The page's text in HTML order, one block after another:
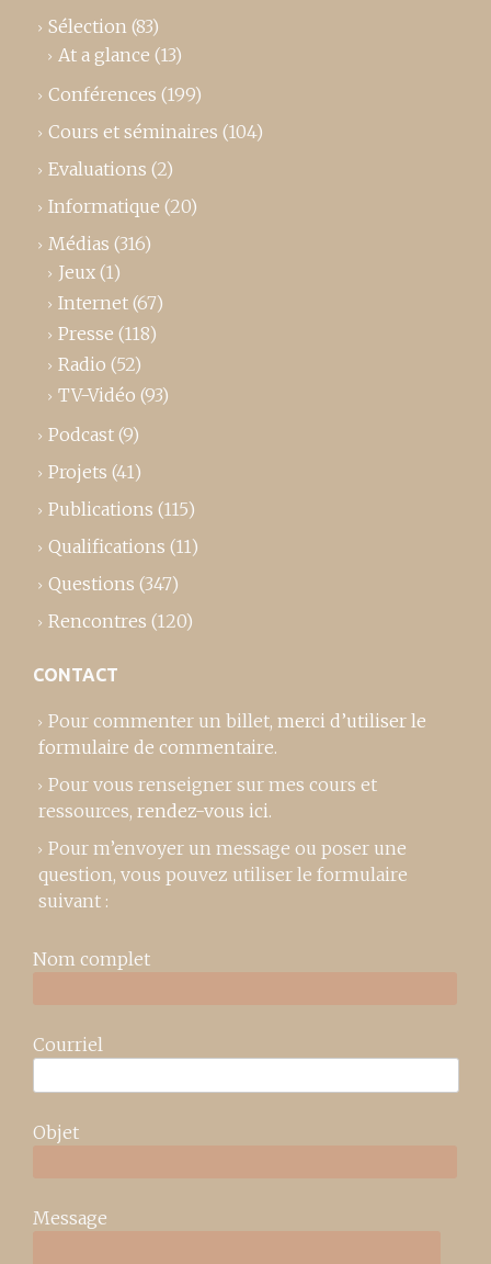
Sélection (83)
At a glance (13)
Conférences (199)
Cours et séminaires (104)
Evaluations (2)
Informatique (20)
Médias (316)
Jeux (1)
Internet (67)
Presse (118)
Radio (52)
TV-Vidéo (93)
Podcast (9)
Projets (41)
Publications (115)
Qualifications (11)
Questions (347)
Rencontres (120)
CONTACT
Pour commenter un billet, merci d’utiliser le
formulaire de commentaire.
Pour vous renseigner sur mes cours et
ressources, rendez-vous ici.
Pour m’envoyer un message ou poser une
question, vous pouvez utiliser le formulaire
suivant :
Nom complet
Courriel
Objet
Message